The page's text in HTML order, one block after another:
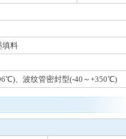
填料
、波纹管密封型(-40～+350℃)